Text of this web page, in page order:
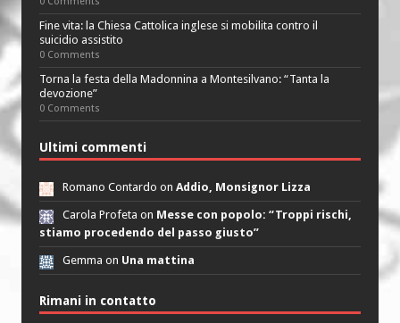
Fine vita: la Chiesa Cattolica inglese si mobilita contro il
suicidio assistito
0 Comments
Torna la festa della Madonnina a Montesilvano: “Tanta la
devozione”
0 Comments
Ultimi commenti
Romano Contardo on Addio, Monsignor Lizza
Carola Profeta on Messe con popolo: “Troppi rischi,
stiamo procedendo del passo giusto”
Gemma on Una mattina
Rimani in contatto